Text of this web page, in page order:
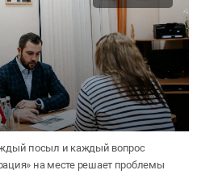
посыл и каждый вопрос
на месте решает проблемы